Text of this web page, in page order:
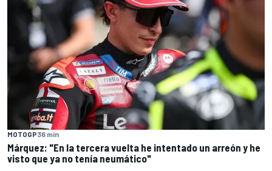
MOTOGP36 min
Márquez: "En la tercera vuelta he intentado un arreón y he
visto que ya no tenía neumático"